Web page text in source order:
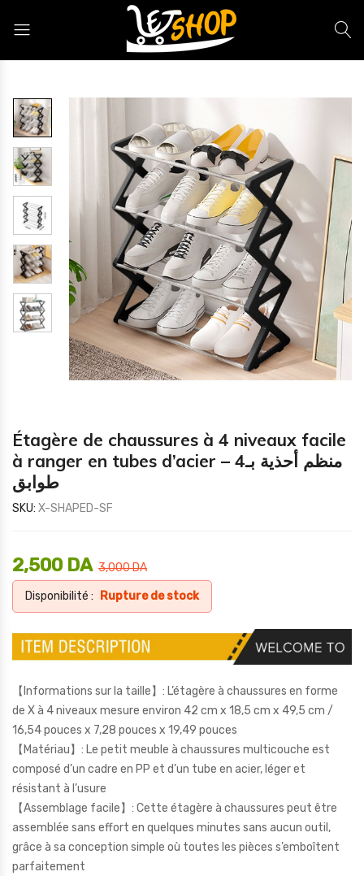
Étagère de chaussures à 4 niveaux facile
à ranger en tubes d’acier – منظم أحذية بـ4
طوابق
SKU: X-SHAPED-SF
3,000DA
2,500 DA
Disponibilité : Rupture de stock
【Informations sur la taille】: L’étagère à chaussures en forme
de X à 4 niveaux mesure environ 42 cm x 18,5 cm x 49,5 cm /
16,54 pouces x 7,28 pouces x 19,49 pouces
【Matériau】: Le petit meuble à chaussures multicouche est
composé d’un cadre en PP et d’un tube en acier, léger et
résistant à l’usure
【Assemblage facile】: Cette étagère à chaussures peut être
assemblée sans effort en quelques minutes sans aucun outil,
grâce à sa conception simple où toutes les pièces s’emboîtent
parfaitement